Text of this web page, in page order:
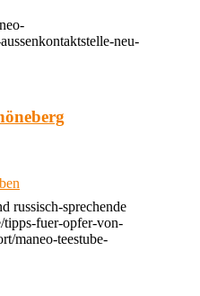
neu-
russisch-sprechende
tipps-fuer-opfer-von-
maneo-teestube-